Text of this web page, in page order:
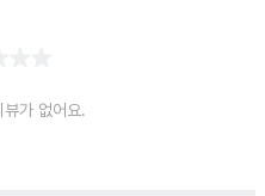
뷰가 없어요.